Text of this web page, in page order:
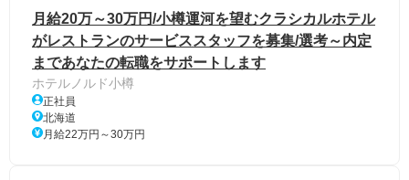
月給20万～30万円/小樽運河を望むクラシカルホテル
がレストランのサービススタッフを募集/選考～内定
まであなたの転職をサポートします
ホテルノルド小樽
正社員
北海道
月給22万円～30万円